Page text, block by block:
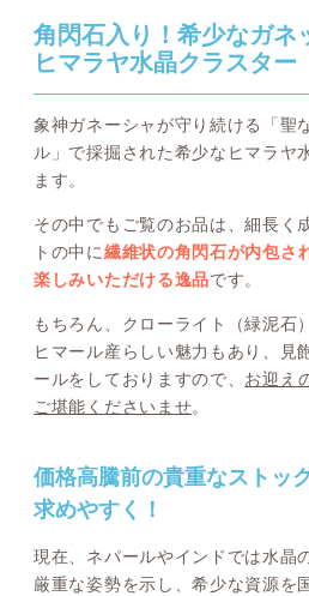
角閃石入り！希少なガネ
ヒマラヤ水晶クラスター
象神ガネーシャが守り続ける「聖
ル」で採掘された希少なヒマラヤ
ます。
その中でもご覧のお品は、細長く
トの中に繊維状の角閃石が内包さ
楽しみいただける逸品です。
もちろん、クローライト（緑泥石
ヒマール産らしい魅力もあり、見
ールをしておりますので、 お迎え
ご堪能くださいませ。
価格高騰前の貴重なストッ
求めやすく！
現在、ネパールやインドでは水晶
厳重な姿勢を示し、希少な資源を